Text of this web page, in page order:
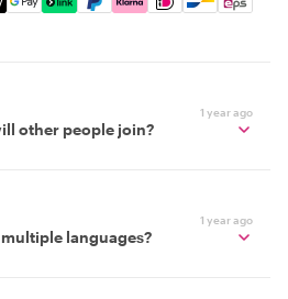
1 year ago
other people join?
1 year ago
languages?